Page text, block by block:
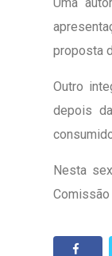
proposta
Outro
depois
Nesta
Comissão